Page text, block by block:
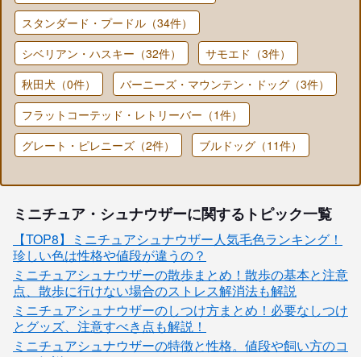
スタンダード・プードル（34件）
シベリアン・ハスキー（32件）
サモエド（3件）
秋田犬（0件）
バーニーズ・マウンテン・ドッグ（3件）
フラットコーテッド・レトリーバー（1件）
グレート・ピレニーズ（2件）
ブルドッグ（11件）
ミニチュア・シュナウザーに関するトピック一覧
【TOP8】ミニチュアシュナウザー人気毛色ランキング！
珍しい色は性格や値段が違うの？
ミニチュアシュナウザーの散歩まとめ！散歩の基本と注意
点、散歩に行けない場合のストレス解消法も解説
ミニチュアシュナウザーのしつけ方まとめ！必要なしつけ
とグッズ、注意すべき点も解説！
ミニチュアシュナウザーの特徴と性格。値段や飼い方のコ